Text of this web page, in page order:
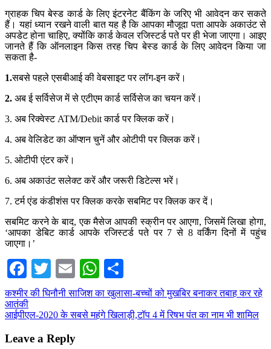
ग्राहक चिप बेस्ड कार्ड के लिए इंटरनेट बैंकिंग के जरिए भी आवेदन कर सकते
हैं। यहां ध्यान रखने वाली बात यह है कि आपका मौजूदा पता आपके अकाउंट से
अपडेट होना चाहिए, क्योंकि कार्ड केवल रजिस्टर्ड पते पर ही भेजा जाएगा। आइए
जानते हैं कि ऑनलाइन किस तरह चिप बेस्ड कार्ड के लिए आवेदन किया जा
सकता है-
1.सबसे पहले एसबीआई की वेबसाइट पर लॉग-इन करें।
2. अब ई सर्विसेज में से एटीएम कार्ड सर्विसेज का चयन करें।
3. अब रिक्वेस्ट ATM/Debit कार्ड पर क्लिक करें।
4. अब वेलिडेट का ऑप्शन चुनें और ओटीपी पर क्लिक करें।
5. ओटीपी एंटर करें।
6. अब अकाउंट सलेक्ट करें और जरूरी डिटेल्स भरें।
7. टर्म एंड कंडीशंस पर क्लिक करके सबमिट पर क्लिक कर दें।
सबमिट करने के बाद, एक मैसेज आपकी स्क्रीन पर आएगा, जिसमें लिखा होगा,
‘आपका डेबिट कार्ड आपके रजिस्टर्ड पते पर 7 से 8 वर्किंग दिनों में पहुंच
जाएगा।’
Facebook
TwitterEmailWhatsApp
Post
navigation
कश्मीर की घिनौनी साजिश का खुलासा-बच्चों को मुखबिर बनाकर तबाह कर रहे
आतंकी
आईपीएल-2020 के सबसे महंगे खिलाड़ी,टॉप 4 में रिषभ पंत का नाम भी शामिल
Leave a Reply